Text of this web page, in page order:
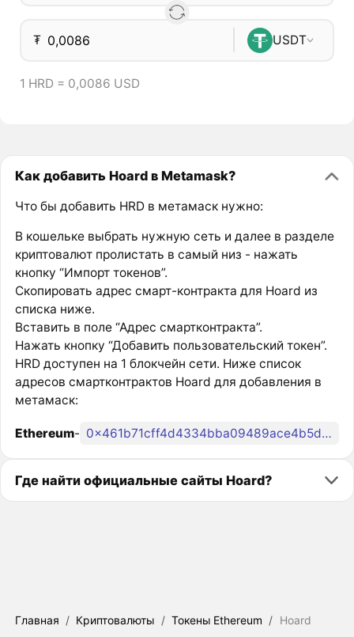
₮ USDT
1 HRD = 0,0086 USD
Как добавить Hoard в Metamask?
Что бы добавить HRD в метамаск нужно:
В кошельке выбрать нужную сеть и далее в разделе
криптовалют пролистать в самый низ - нажать
кнопку “Импорт токенов”.
Скопировать адрес смарт-контракта для Hoard из
списка ниже.
Вставить в поле “Адрес смартконтракта”.
Нажать кнопку “Добавить пользовательский токен”.
HRD доступен на 1 блокчейн сети. Ниже список
адресов смартконтрактов Hoard для добавления в
метамаск:
Ethereum- 0x461b71cff4d4334bba09489ace4b5dc1a1813445
Где найти официальные сайты Hoard?
Главная / Криптовалюты / Токены Ethereum / Hoard